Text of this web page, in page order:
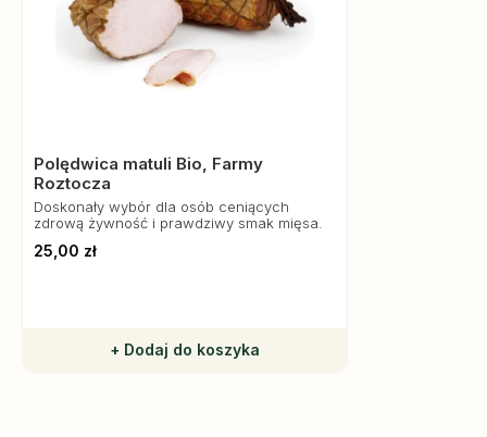
Polędwica matuli Bio, Farmy
Roztocza
Doskonały wybór dla osób ceniących
zdrową żywność i prawdziwy smak mięsa.
25,00 zł
+ Dodaj do koszyka